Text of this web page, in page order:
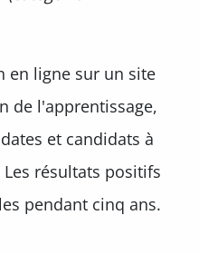
en ligne sur un site
de l'apprentissage,
et candidats à
résultats positifs
pendant cinq ans.